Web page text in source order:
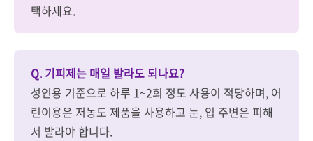
택하세요.
Q. 기피제는 매일 발라도 되나요?
성인용 기준으로 하루 1~2회 정도 사용이 적당하며, 어
린이용은 저농도 제품을 사용하고 눈, 입 주변은 피해
서 발라야 합니다.